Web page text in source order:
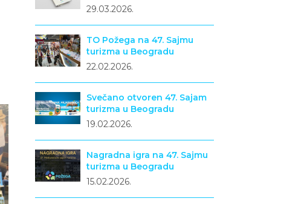
29.03.2026.
TO Požega na 47. Sajmu
turizma u Beogradu
22.02.2026.
Svečano otvoren 47. Sajam
turizma u Beogradu
19.02.2026.
Nagradna igra na 47. Sajmu
turizma u Beogradu
15.02.2026.